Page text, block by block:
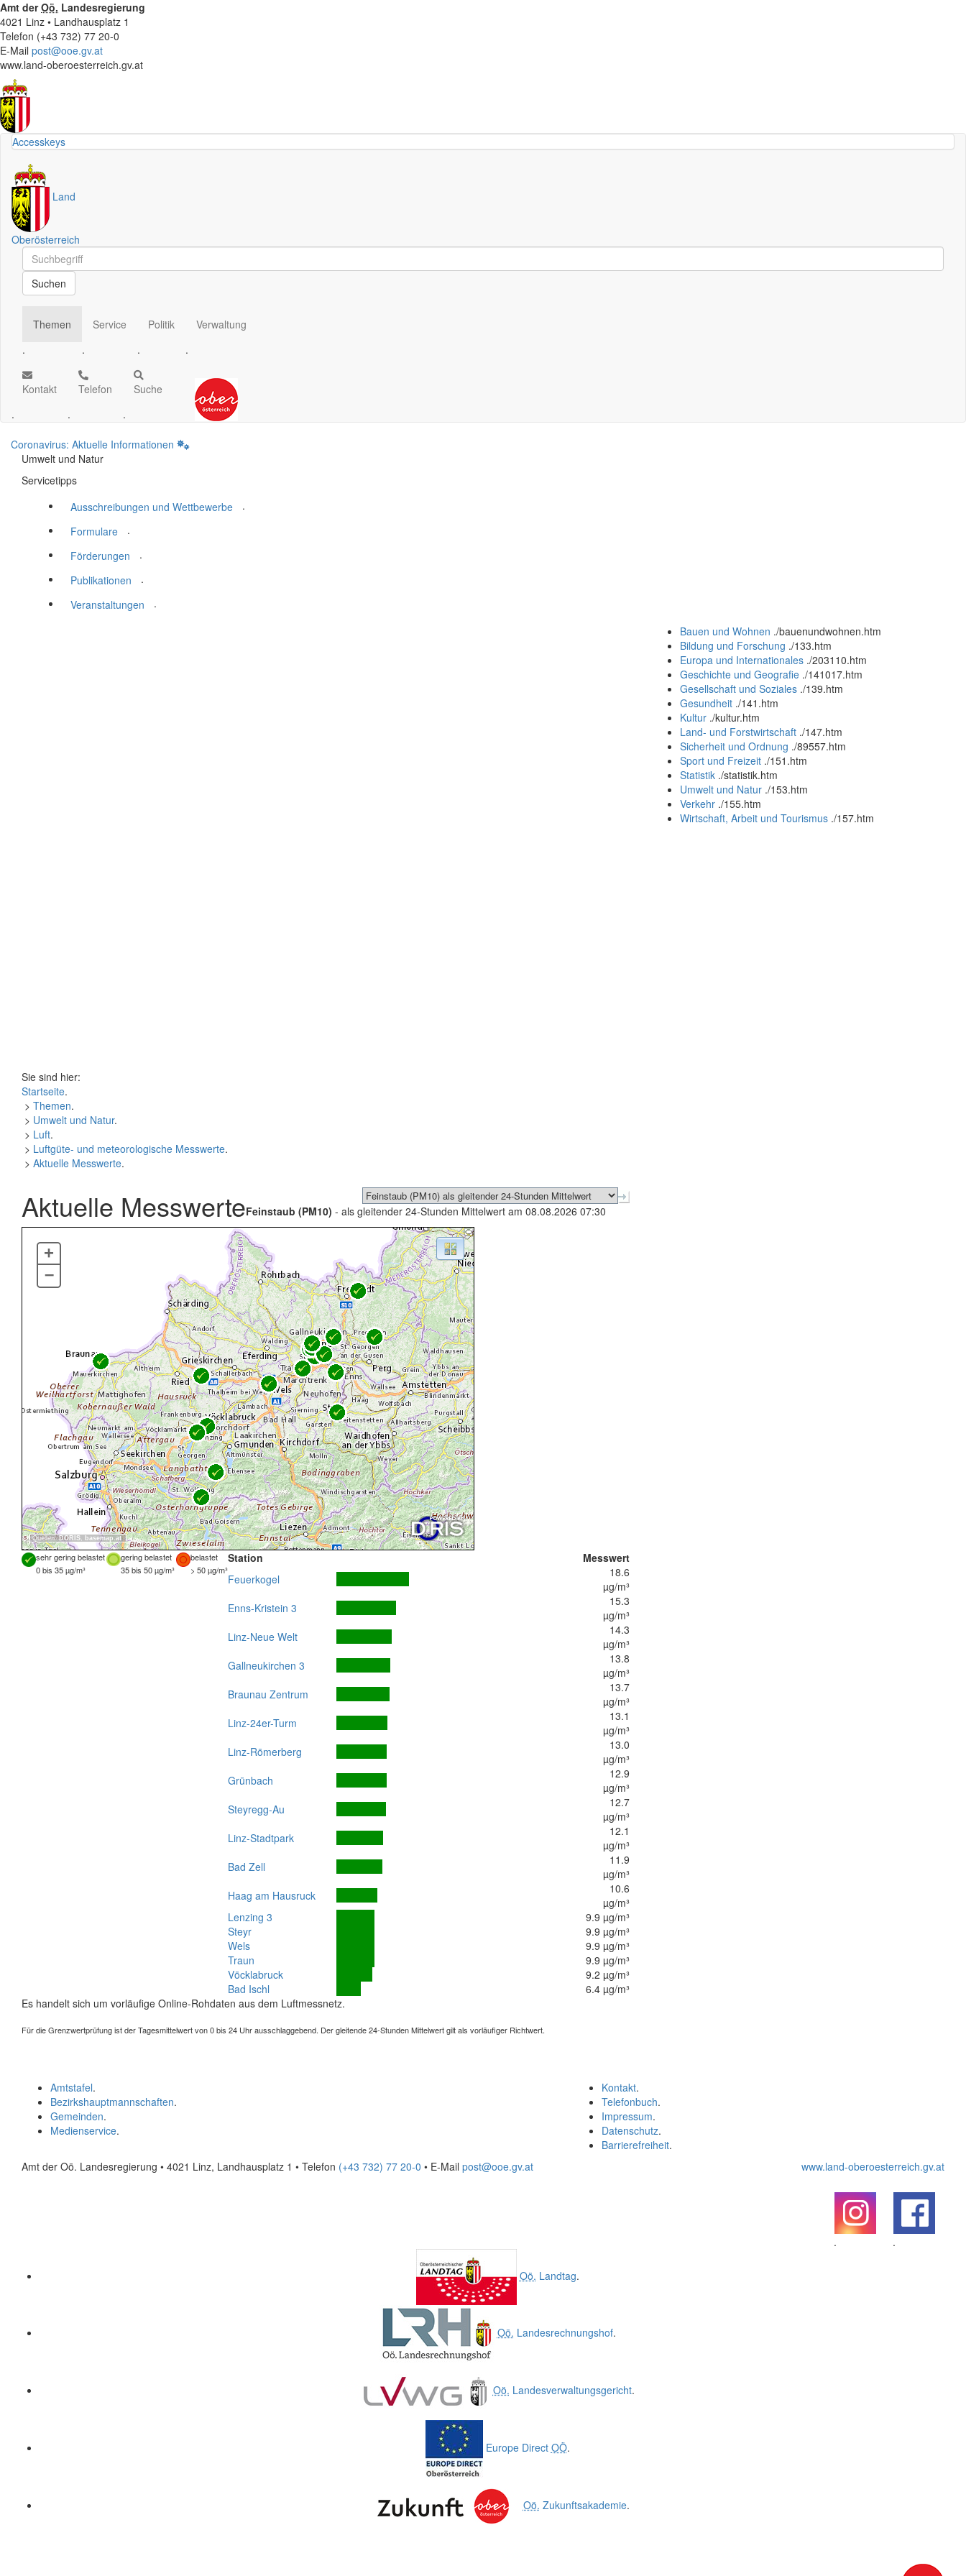
Amt derOö. Landesregierung
4021 Linz • Landhausplatz 1
Telefon (+43 732) 77 20-0
E-Mail post@ooe.gv.at
www.land-oberoesterreich.gv.at
Accesskeys
Land
Oberösterreich
Schnellsuche
Schnellsuche
Suchen
Themen
.
Service
.
Politik
.
Verwaltung
.
Kontakt
.
Telefon
.
Suche
.
Coronavirus: Aktuelle Informationen
Umwelt und Natur
Servicetipps
Ausschreibungen und Wettbewerbe
.
Formulare
.
Förderungen
.
Publikationen
.
Veranstaltungen
.
Bauen und Wohnen ./bauenundwohnen.htm
Bildung und Forschung ./133.htm
Europa und Internationales ./203110.htm
Geschichte und Geografie ./141017.htm
Gesellschaft und Soziales ./139.htm
Gesundheit ./141.htm
Kultur ./kultur.htm
Land- und Forstwirtschaft ./147.htm
Sicherheit und Ordnung ./89557.htm
Sport und Freizeit ./151.htm
Statistik ./statistik.htm
Umwelt und Natur ./153.htm
Verkehr ./155.htm
Wirtschaft, Arbeit und Tourismus ./157.htm
Sie sind hier:
Startseite.
> Themen.
> Umwelt und Natur.
> Luft.
> Luftgüte- und meteorologische Messwerte.
> Aktuelle Messwerte.
Aktuelle MesswerteFeinstaub (PM10) - als gleitender 24-Stunden Mittelwert am 08.08.2026 07:30
Quellen:DORIS, basemap.at
+
–
sehr gering belastet gering belastet
belastet
0 bis 35 µg/m³
35 bis 50 µg/m³ > 50 µg/m³
Station
Messwert
Feuerkogel
18.6
µg/m³
Enns-Kristein 3
15.3
µg/m³
Linz-Neue Welt
14.3
µg/m³
Gallneukirchen 3
13.8
µg/m³
Braunau Zentrum
13.7
µg/m³
Linz-24er-Turm
13.1
µg/m³
Linz-Römerberg
13.0
µg/m³
Grünbach
12.9
µg/m³
Steyregg-Au
12.7
µg/m³
Linz-Stadtpark
12.1
µg/m³
Bad Zell
11.9
µg/m³
Haag am Hausruck
10.6
µg/m³
Lenzing 3
9.9 µg/m³
Steyr
9.9 µg/m³
Wels
9.9 µg/m³
Traun
9.9 µg/m³
Vöcklabruck
9.2 µg/m³
Bad Ischl
6.4 µg/m³
Es handelt sich um vorläufige Online-Rohdaten aus dem Luftmessnetz.
Für die Grenzwertprüfung ist der Tagesmittelwert von 0 bis 24 Uhr ausschlaggebend. Der gleitende 24-Stunden Mittelwert gilt als vorläufiger Richtwert.
Kontakt.
Telefonbuch.
Impressum.
Datenschutz.
Barrierefreiheit.
Amtstafel.
Bezirkshauptmannschaften.
Gemeinden.
Medienservice.
Amt der Oö. Landesregierung • 4021 Linz, Landhausplatz 1 • Telefon (+43 732) 77 20-0 • E-Mail post@ooe.gv.at www.land-oberoesterreich.gv.at
.
.
Oö. Landtag.
Oö. Landesrechnungshof.
Oö. Landesverwaltungsgericht.
Europe Direct OÖ.
Oö. Zukunftsakademie.